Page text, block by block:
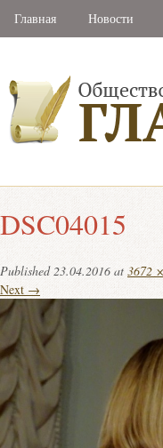
Главная Новости
DSC04015
Published23.04.2016 at 3672
Next →